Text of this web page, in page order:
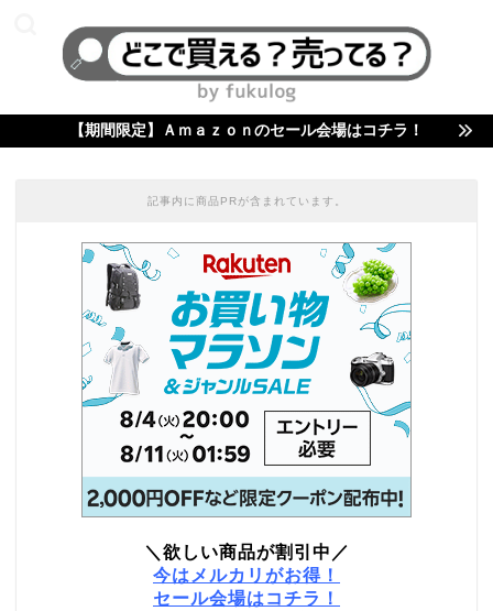
【期間限定】Ａｍａｚｏｎのセール会場はコチラ！
記事内に商品PRが含まれています。
＼欲しい商品が割引中／
今はメルカリがお得！
セール会場はコチラ！